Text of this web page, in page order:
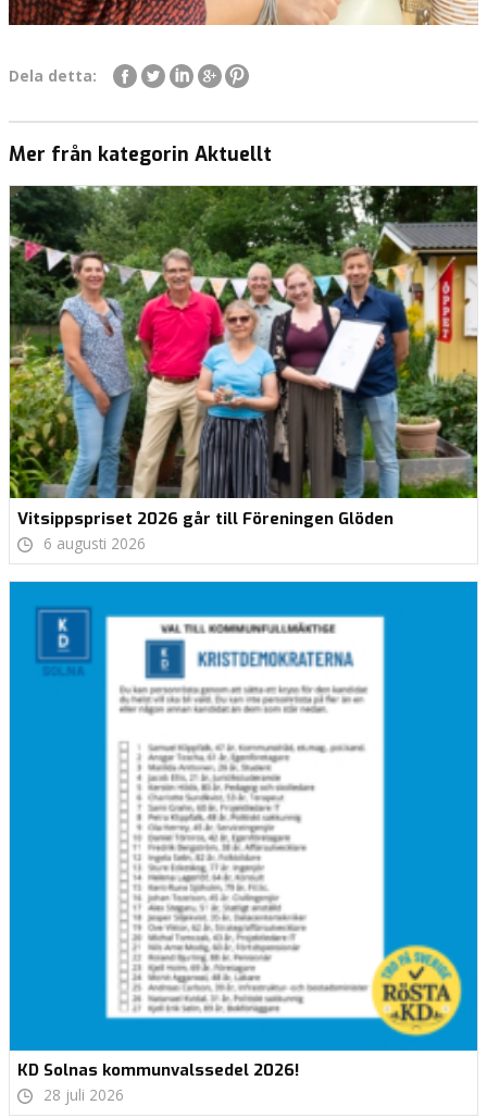
Dela detta:
Mer från kategorin Aktuellt
Vitsippspriset 2026 går till Föreningen Glöden
6 augusti 2026
KD Solnas kommunvalssedel 2026!
28 juli 2026